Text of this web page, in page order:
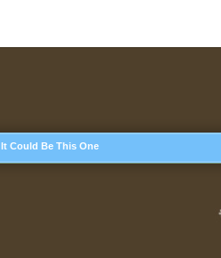
It Could Be This One